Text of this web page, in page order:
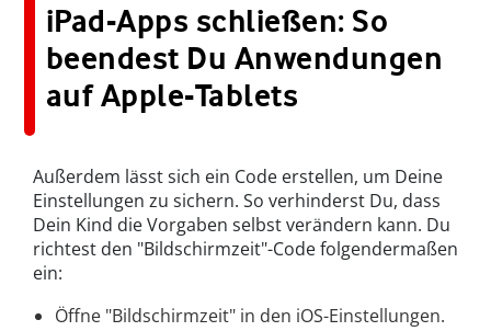
iPad-Apps schließen: So
beendest Du Anwendungen
auf Apple-Tablets
Außerdem lässt sich ein Code erstellen, um Deine
Einstellungen zu sichern. So verhinderst Du, dass
Dein Kind die Vorgaben selbst verändern kann. Du
richtest den "Bildschirmzeit"-Code folgendermaßen
ein:
Öffne "Bildschirmzeit" in den iOS-Einstellungen.